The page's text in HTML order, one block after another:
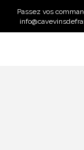
Passez vos